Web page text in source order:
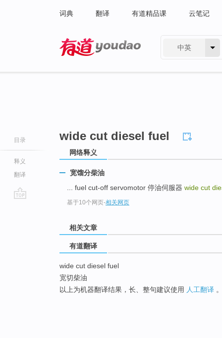
词典 翻译 有道精品课 云笔记
中英
目录
释义
翻译
wide cut diesel fuel
网络释义
宽馏分柴油
... fuel cut-off servomotor 停油伺服器 wide cut
基于10个网页-相关网页
相关文章
有道翻译
wide cut diesel fuel
宽切柴油
以上为机器翻译结果，长、整句建议使用 人工翻译